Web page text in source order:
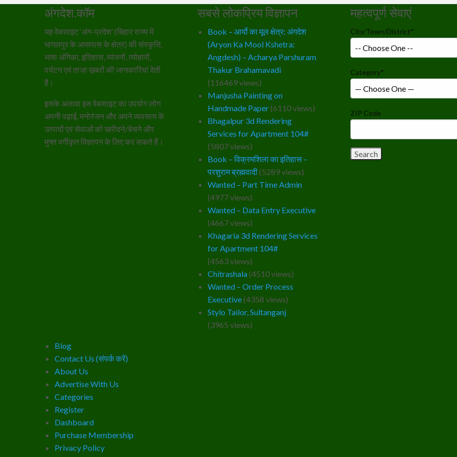
अंगदेश.कॉम
यह वेबसाइट ‘अंग-प्रदेश’ (बिहार राज्य में
भागलपुर के आसपास के क्षेत्र) की संस्कृति,
भाषा अंगिका, इतिहास, व्यंजनों, त्योहारों,
पर्यटन एवं ताज़ा ख़बरों की जानकारियां देती
है।
इसके अलावा इस वेबसाइट का उपयोग लोग
अपनी पढ़ाई, मनोरंजन और अपने व्यवसाय के
उत्पादों एवं सेवाओं को खरीदने/बेचने और
मुफ्त वर्गीकृत विज्ञापन के लिए कर सकते हैं।
सबसे लोकप्रिय विज्ञापन
Book – आर्यो का मूल क्षेत्र: अंगदेश
(Aryon Ka Mool Kshetra:
Angdesh) – Acharya Parshuram
Thakur Brahamavadi
(116469 views)
Manjusha Painting on
Handmade Paper(6110 views)
Bhagalpur 3d Rendering
Services for Apartment 104#
(5807 views)
Book – विक्रमशिला का इतिहास –
परशुराम ब्रह्मवादी(5289 views)
Wanted – Part Time Admin
(4977 views)
Wanted – Data Entry Executive
(4667 views)
Khagaria 3d Rendering Services
for Apartment 104#
(4563 views)
Chitrashala(4510 views)
Wanted – Order Process
Executive(4358 views)
Stylo Tailor, Sultanganj
(3965 views)
महत्वपूर्ण सेवाएं
City/Town/District*
Category*
ZIP Code
Blog
Contact Us (संपर्क करें)
About Us
Advertise With Us
Categories
Register
Dashboard
Purchase Membership
Privacy Policy